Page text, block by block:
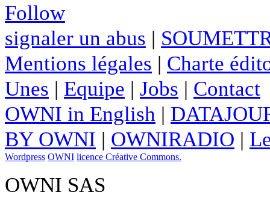
Follow
signaler un abus |
Mentions légales | Charte
Unes | Equipe | Jobs | Contact
OWNI in English |
BY OWNI | OWNIRADIO |
Wordpress OWNI licence Créative Commons.
OWNI SAS